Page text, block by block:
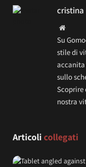
cristina
Website
Su
stile di
accanita
sullo
Scoprire
nostra
Articoli collegati